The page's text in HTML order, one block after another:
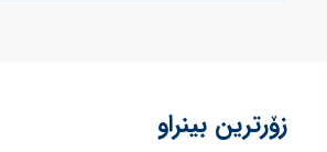
زۆرترین بینراو